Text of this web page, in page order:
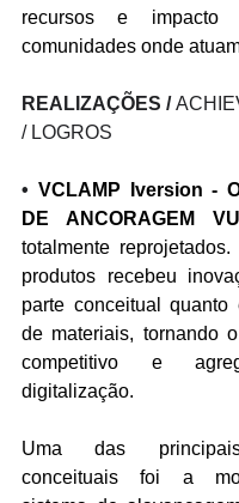
recursos e impacto
comunidades onde
REALIZAÇÕES /
/ LOGROS
• VCLAMP Iversion -
DE ANCORAGEM
totalmente
produtos recebeu
parte conceitual quanto
de materiais, tornando
competitivo e
digitalização.
Uma das
conceituais foi a